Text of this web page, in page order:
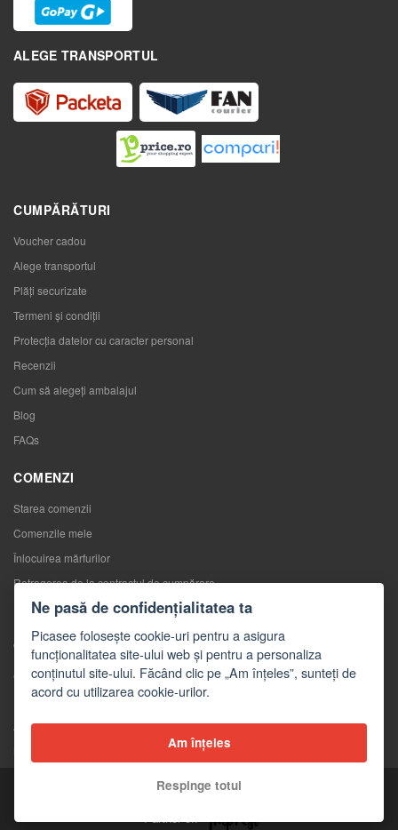
ALEGE TRANSPORTUL
CUMPĂRĂTURI
Voucher cadou
Alege transportul
Plăți securizate
Termeni și condiții
Protecția datelor cu caracter personal
Recenzii
Cum să alegeţi ambalajul
Blog
FAQs
COMENZI
Starea comenzii
Comenzile mele
Înlocuirea mărfurilor
Retragerea de la contractul de cumpărare
Reclamaţii
CONTACTE
Contacte
Formular de contact
Angro
Copyright © 2026 Picasee
Partner of:
Ne pasă de confidențialitatea ta
Picasee folosește cookie-uri pentru a asigura
funcționalitatea site-ului web și pentru a personaliza
conținutul site-ului. Făcând clic pe „Am înțeles”, sunteți de
acord cu utilizarea cookie-urilor.
Am înțeles
Respinge totul